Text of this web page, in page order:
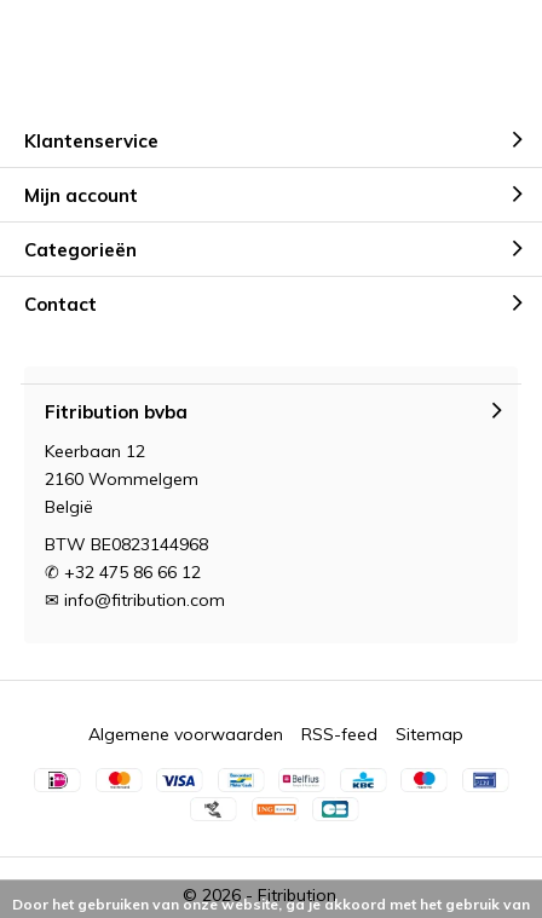
Klantenservice
Mijn account
Categorieën
Contact
Fitribution bvba
Keerbaan 12
2160 Wommelgem
België
BTW BE0823144968
✆ +32 475 86 66 12
✉ info@fitribution.com
© 2026 - Fitribution
Algemene voorwaarden RSS-feed Sitemap
Door het gebruiken van onze website, ga je akkoord met het gebruik van